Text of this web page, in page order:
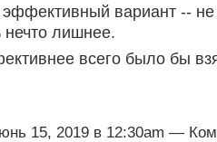
вариант -- не
нечто лишнее.
всего было бы
15, 2019 в 12:30am —